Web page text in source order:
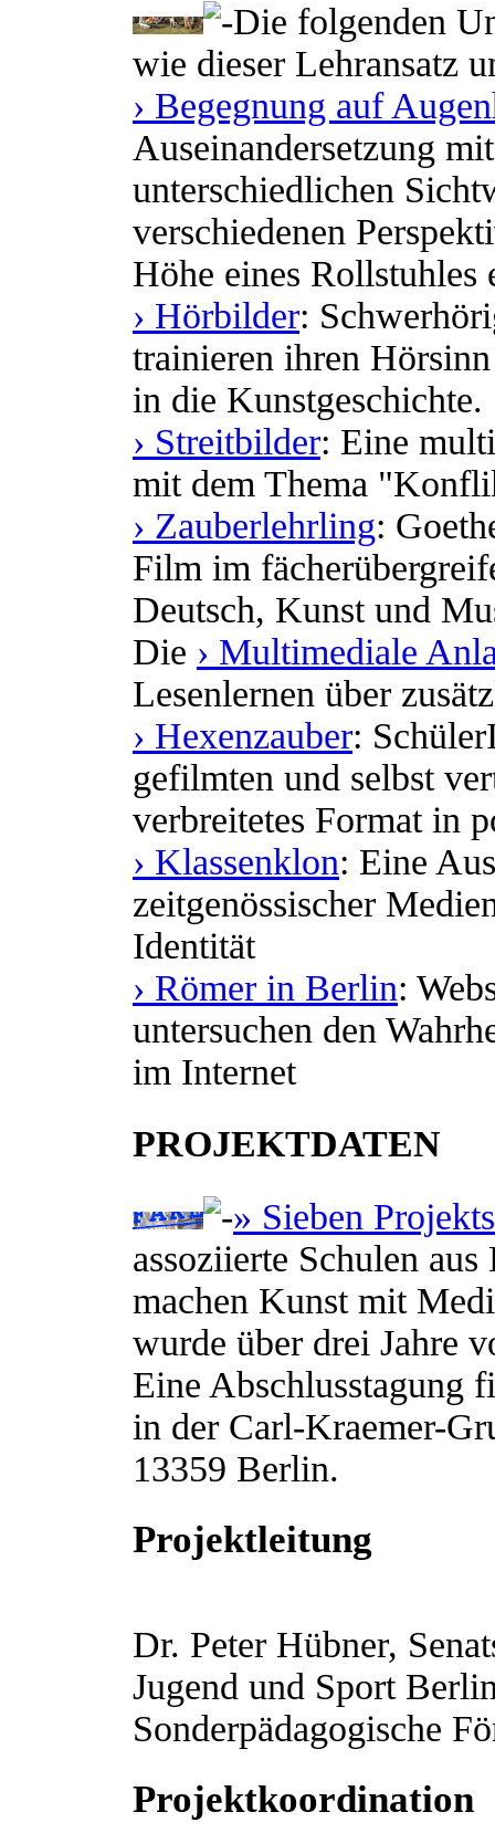
Die folgenden
wie dieser Lehransatz
› Begegnung auf
Auseinandersetzung
unterschiedlichen
verschiedenen
Höhe eines Rollstuhles
› Hörbilder:
trainieren ihren
in die Kunstgeschichte.
› Streitbilder: Eine
mit dem Thema
› Zauberlehrling:
Film im
Deutsch, Kunst und
Die › Multimediale
Lesenlernen über
› Hexenzauber:
gefilmten und selbst
verbreitetes Format in
› Klassenklon: Eine
zeitgenössischer
Identität
› Römer in Berlin:
untersuchen den
im Internet
PROJEKTDATEN
» Sieben
assoziierte Schulen
machen Kunst mit
wurde über drei Jahre
Eine Abschlusstagung
in der Carl-Kraemer-
13359 Berlin.
Projektleitung
Dr. Peter Hübner,
Jugend und Sport
Sonderpädagogische
Projektkoordination